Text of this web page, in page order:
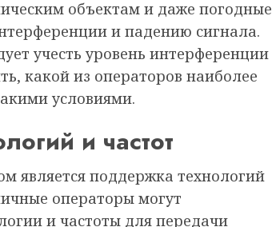
объектам и даже погодные
и падению сигнала.
учесть уровень интерференции
какой из операторов наиболее
условиями.
и частот
является поддержка технологий
операторы могут
и частоты для передачи